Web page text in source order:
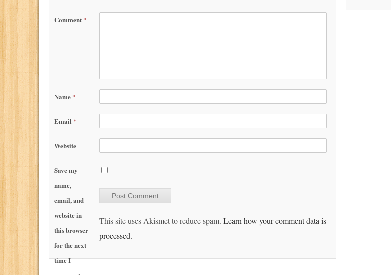
Comment *
Name *
Email *
Website
Save my
name,
email, and
website in
this browser
for the next
time I
This site uses Akismet to reduce spam. Learn how your comment data is
processed.